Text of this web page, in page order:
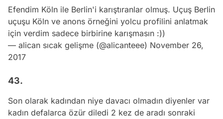
Efendim Köln ile Berlin'i karıştıranlar olmuş. Uçuş Berlin
uçuşu Köln ve anons örneğini yolcu profilini anlatmak
için verdim sadece birbirine karışmasın :))
— alican sıcak gelişme (@alicanteee) November 26,
2017
43.
Son olarak kadından niye davacı olmadın diyenler var
kadın defalarca özür diledi 2 kez de aradı sonraki